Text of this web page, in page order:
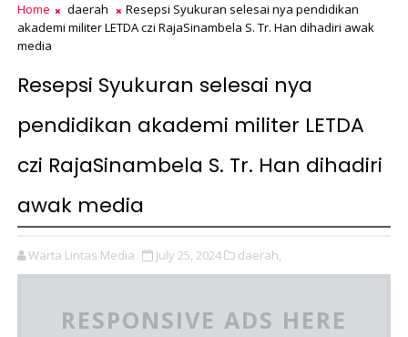
Home daerah
Resepsi Syukuran selesai nya pendidikan
akademi militer LETDA czi RajaSinambela S. Tr. Han dihadiri awak
media
Resepsi Syukuran selesai nya
pendidikan akademi militer LETDA
czi RajaSinambela S. Tr. Han dihadiri
awak media
Warta Lintas Media July 25, 2024 daerah,
RESPONSIVE ADS HERE